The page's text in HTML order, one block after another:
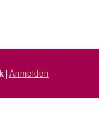
| Anmelden